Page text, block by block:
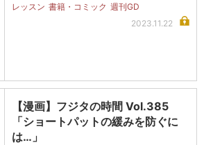
レッスン 書籍・コミック 週刊GD
2023.11.22
【漫画】フジタの時間 Vol.385
「ショートパットの緩みを防ぐに
は…」